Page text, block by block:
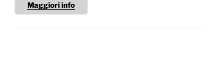
Maggiori info